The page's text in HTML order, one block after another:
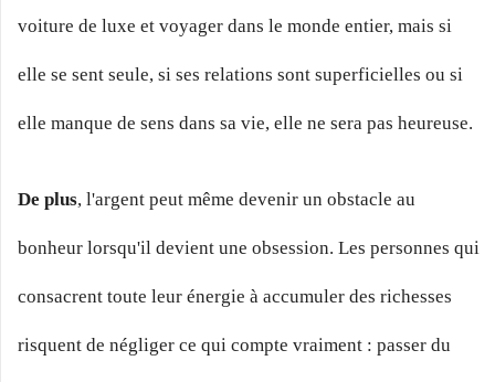
voiture de luxe et voyager dans le monde entier, mais si
elle se sent seule, si ses relations sont superficielles ou si
elle manque de sens dans sa vie, elle ne sera pas heureuse.
De plus, l'argent peut même devenir un obstacle au
bonheur lorsqu'il devient une obsession. Les personnes qui
consacrent toute leur énergie à accumuler des richesses
risquent de négliger ce qui compte vraiment : passer du